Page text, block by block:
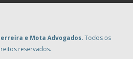
e Mota Advogados. Todos os
reservados.